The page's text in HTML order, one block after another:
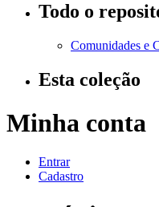
Todo o
Comunidades e
Esta coleção
Minha conta
Entrar
Cadastro